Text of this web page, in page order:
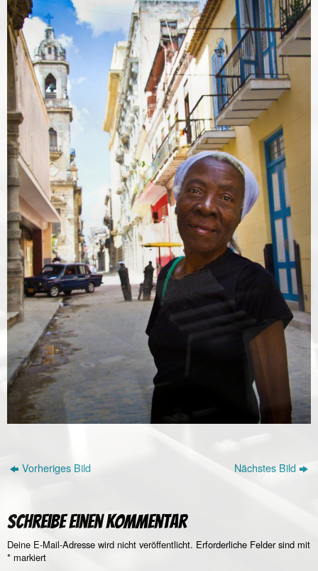
Vorheriges Bild Nächstes Bild
Schreibe einen Kommentar
Deine E-Mail-Adresse wird nicht veröffentlicht. Erforderliche Felder sind mit
* markiert